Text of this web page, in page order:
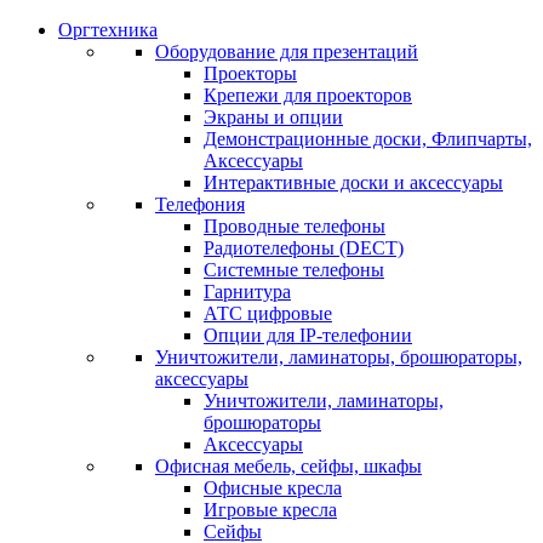
Оргтехника
Оборудование для презентаций
Проекторы
Крепежи для проекторов
Экраны и опции
Демонстрационные доски, Флипчарты,
Аксессуары
Интерактивные доски и аксессуары
Телефония
Проводные телефоны
Радиотелефоны (DECT)
Системные телефоны
Гарнитура
АТС цифровые
Опции для IP-телефонии
Уничтожители, ламинаторы, брошюраторы,
аксессуары
Уничтожители, ламинаторы,
брошюраторы
Аксессуары
Офисная мебель, сейфы, шкафы
Офисные кресла
Игровые кресла
Сейфы